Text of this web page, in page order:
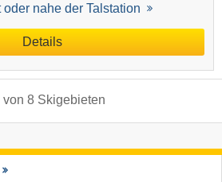
nahe der Talstation
Details
von 8 Skigebieten